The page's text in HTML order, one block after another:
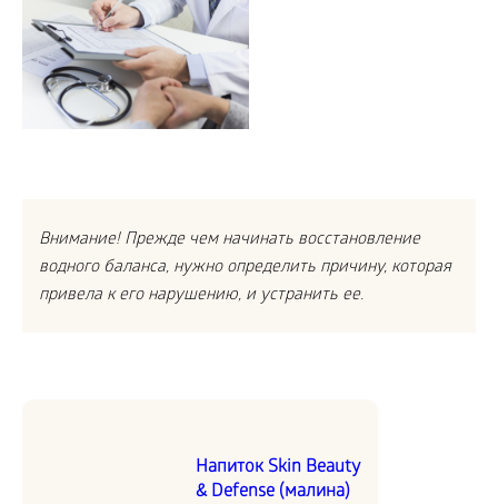
Внимание! Прежде чем начинать восстановление
водного баланса, нужно определить причину, которая
привела к его нарушению, и устранить ее.
Напиток Skin Beauty
& Defense (малина)